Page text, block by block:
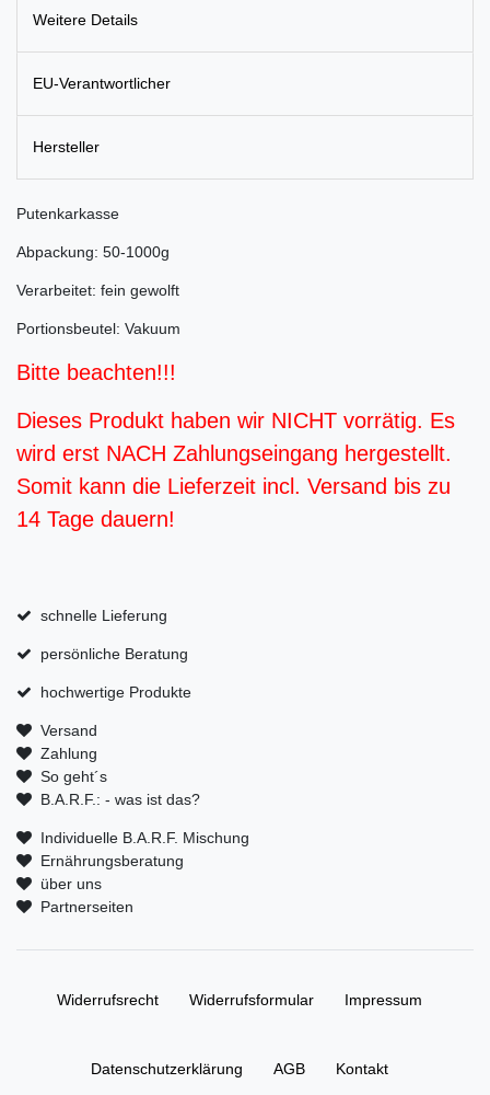
Weitere Details
EU-Verantwortlicher
Hersteller
Putenkarkasse
Abpackung: 50-1000g
Verarbeitet: fein gewolft
Portionsbeutel: Vakuum
Bitte beachten!!!
Dieses Produkt haben wir NICHT vorrätig. Es
wird erst NACH Zahlungseingang hergestellt.
Somit kann die Lieferzeit incl. Versand bis zu
14 Tage dauern!
schnelle Lieferung
persönliche Beratung
hochwertige Produkte
Versand
Zahlung
So geht´s
B.A.R.F.: - was ist das?
Individuelle B.A.R.F. Mischung
Ernährungsberatung
über uns
Partnerseiten
Widerrufs­recht Widerrufs­formular Impressum
Daten­schutz­erklärung AGB Kontakt